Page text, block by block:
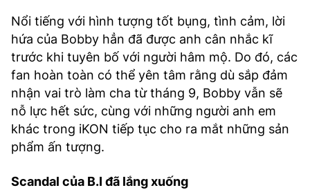
Nổi tiếng với hình tượng tốt bụng, tình cảm, lời
hứa của Bobby hẳn đã được anh cân nhắc kĩ
trước khi tuyên bố với người hâm mộ. Do đó, các
fan hoàn toàn có thể yên tâm rằng dù sắp đảm
nhận vai trò làm cha từ tháng 9, Bobby vẫn sẽ
nỗ lực hết sức, cùng với những người anh em
khác trong iKON tiếp tục cho ra mắt những sản
phẩm ấn tượng.
Scandal của B.I đã lắng xuống